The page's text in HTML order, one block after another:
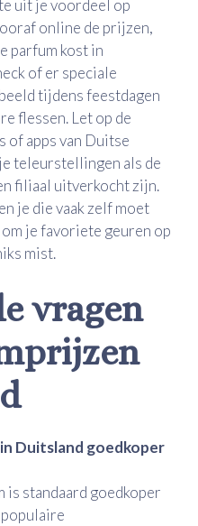
uit je voordeel op
online de prijzen,
parfum kost in
of er speciale
tijdens feestdagen
flessen. Let op de
of apps van Duitse
teleurstellingen als de
filiaal uitverkocht zijn.
je die vaak zelf moet
je favoriete geuren op
mist.
vragen
Duitsland goedkoper
is standaard goedkoper